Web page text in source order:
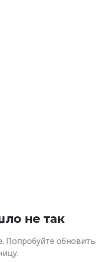
не так
Попробуйте обновить